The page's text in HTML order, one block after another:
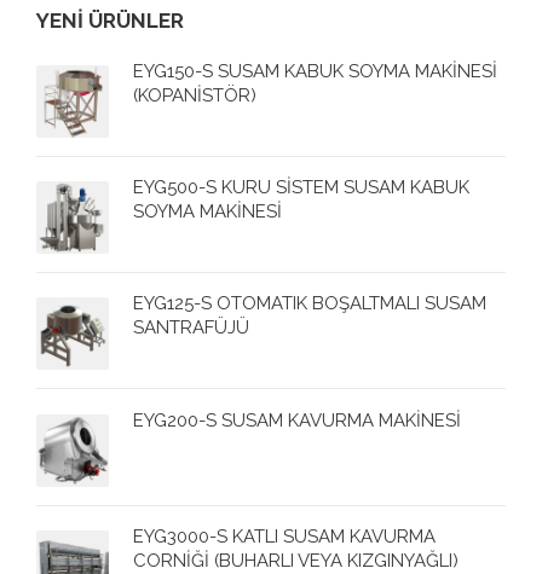
YENİ ÜRÜNLER
EYG150-S SUSAM KABUK SOYMA MAKİNESİ
(KOPANİSTÖR)
EYG500-S KURU SİSTEM SUSAM KABUK
SOYMA MAKİNESİ
EYG125-S OTOMATIK BOŞALTMALI SUSAM
SANTRAFÜJÜ
EYG200-S SUSAM KAVURMA MAKİNESİ
EYG3000-S KATLI SUSAM KAVURMA
CORNİĞİ (BUHARLI VEYA KIZGINYAĞLI)